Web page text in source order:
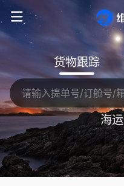
货物跟踪
海运